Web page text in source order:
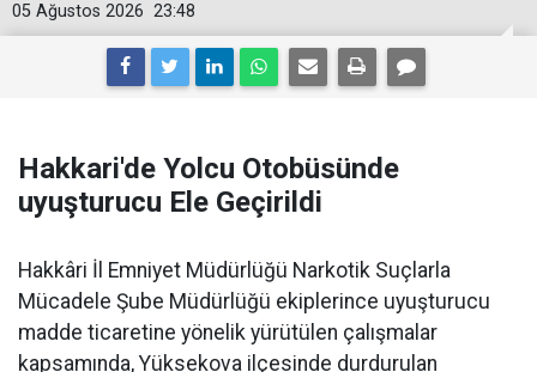
23:48
05 Ağustos 2026
Hakkari'de Yolcu Otobüsünde
uyuşturucu Ele Geçirildi
Hakkâri İl Emniyet Müdürlüğü Narkotik Suçlarla
Mücadele Şube Müdürlüğü ekiplerince uyuşturucu
madde ticaretine yönelik yürütülen çalışmalar
kapsamında, Yüksekova ilçesinde durdurulan